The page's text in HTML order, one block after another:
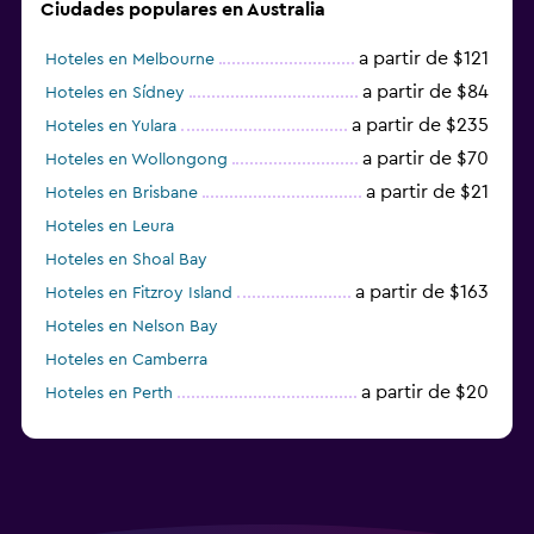
Ciudades populares en Australia
Hoteles en Melbourne a partir de $121
Hoteles en Sídney a partir de $84
Hoteles en Yulara a partir de $235
Hoteles en Wollongong a partir de $70
Hoteles en Brisbane a partir de $21
Hoteles en Leura
Hoteles en Shoal Bay
Hoteles en Fitzroy Island
a partir de $163
Hoteles en Nelson Bay
Hoteles en Camberra
Hoteles en Perth
a partir de $20